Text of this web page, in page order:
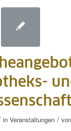
in Veranstaltungen / von